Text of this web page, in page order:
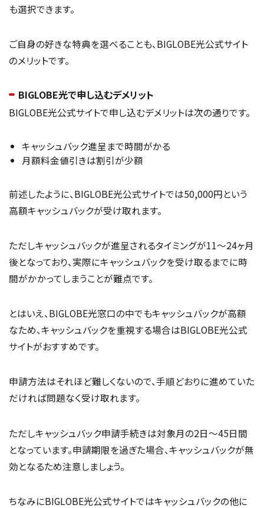
も選択できます。
ご自身の好きな特典を選べることも、BIGLOBE光公式サイト
のメリットです。
BIGLOBE光で申し込むデメリット
BIGLOBE光公式サイトで申し込むデメリットは次の通りです。
キャッシュバック進呈まで時間がかる
月額料金値引きは割引が少額
前述したように、BIGLOBE光公式サイトでは50,000円という
高額キャッシュバックが受け取れます。
ただしキャッシュバックが進呈されるタイミングが11～24ヶ月
後となっており、実際にキャッシュバックを受け取るまでに時
間がかかってしまうことが難点です。
とはいえ、BIGLOBE光窓口の中でもキャッシュバックが高額
なため、キャッシュバックを重視する場合はBIGLOBE光公式
サイトがおすすめです。
申請方法はそれほど難しくないので、手順どおりに進めていた
だければ問題なく受け取れます。
ただしキャッシュバック申請手続きは対象月の2日～45日間
となっています。申請期限を過ぎた場合、キャッシュバックが無
効となるため注意しましょう。
ちなみにBIGLOBE光公式サイトではキャッシュバックの他に